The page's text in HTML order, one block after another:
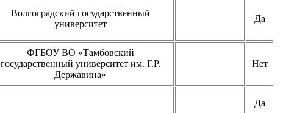
Волгоградский государственный
университет
Да
ФГБОУ ВО «Тамбовский
государственный университет им. Г.Р.
Державина»
Нет
Да